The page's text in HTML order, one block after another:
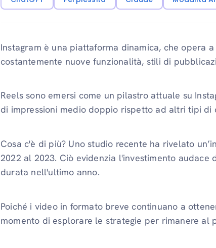
Instagram è una piattaforma dinamica, che opera
costantemente nuove funzionalità, stili di
Reels sono emersi come un pilastro attuale su
di impressioni medio doppio rispetto ad altri tipi di
Cosa c'è di più? Uno studio recente ha rivelato
2022 al 2023. Ciò evidenzia l'investimento
durata nell'ultimo anno.
Poiché i video in formato breve continuano a
momento di esplorare le strategie per rimanere al